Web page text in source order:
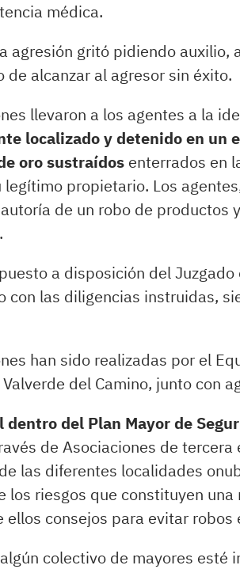
médica.
agresión gritó pidiendo auxilio,
alcanzar al agresor sin éxito.
llevaron a los agentes a la
localizado y detenido en un
oro sustraídos enterrados en
legítimo propietario. Los
de un robo de productos
a disposición del
con las diligencias instruidas,
han sido realizadas por el
del Camino, junto con
dentro del Plan Mayor de
de Asociaciones de tercera
las diferentes localidades
los riesgos que constituyen una
ellos consejos para evitar robos
colectivo de mayores